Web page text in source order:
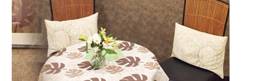
ゆっくり深部のコリをほぐします。
・ラジオ波痩身深部加温で痩せやすい身体へ導きま
す。最後はしっかりとアロマオイルでセルライトを撃
破。